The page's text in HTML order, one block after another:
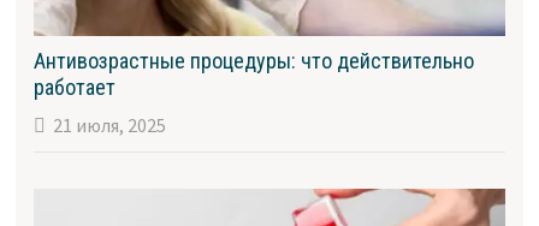
Антивозрастные процедуры: что действительно
работает
21 июля, 2025